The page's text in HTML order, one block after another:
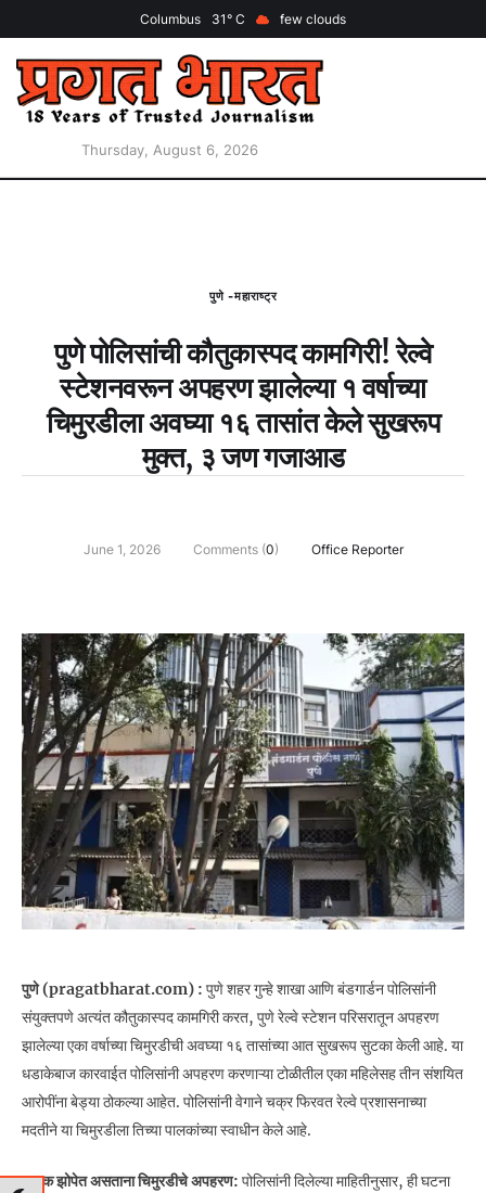
Columbus 31 few clouds
Thursday, August 6, 2026
पुणे -महाराष्ट्र
पुणे पोलिसांची कौतुकास्पद कामगिरी! रेल्वे
स्टेशनवरून अपहरण झालेल्या १ वर्षाच्या
चिमुरडीला अवघ्या १६ तासांत केले सुखरूप
मुक्त, ३ जण गजाआड
June 1, 2026 Comments (0) Office Reporter
पुणे (pragatbharat.com) : पुणे शहर गुन्हे शाखा आणि बंडगार्डन पोलिसांनी
संयुक्तपणे अत्यंत कौतुकास्पद कामगिरी करत, पुणे रेल्वे स्टेशन परिसरातून अपहरण
झालेल्या एका वर्षाच्या चिमुरडीची अवघ्या १६ तासांच्या आत सुखरूप सुटका केली आहे. या
धडाकेबाज कारवाईत पोलिसांनी अपहरण करणाऱ्या टोळीतील एका महिलेसह तीन संशयित
आरोपींना बेड्या ठोकल्या आहेत. पोलिसांनी वेगाने चक्र फिरवत रेल्वे प्रशासनाच्या
मदतीने या चिमुरडीला तिच्या पालकांच्या स्वाधीन केले आहे.
पालक झोपेत असताना चिमुरडीचे अपहरण: पोलिसांनी दिलेल्या माहितीनुसार, ही घटना